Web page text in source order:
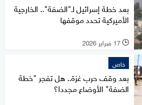
بعد خطة إسرائيل لـ"الضفة".. الخارجية
الأميركية تحدد موقفها
l 17 فبراير 2026
خاص
بعد وقف حرب غزة.. هل تفجر "خطة
الضفة" الأوضاع مجددا؟